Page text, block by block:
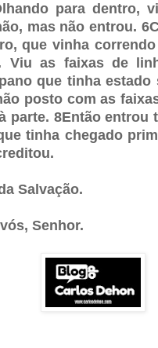
para dentro,
mas não entrou.
que vinha
Viu as faixas de
que tinha estado
posto com as
parte. 8Então entrou
tinha chegado
Salvação.
Senhor.